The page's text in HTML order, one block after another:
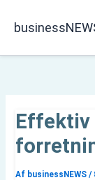
Effektiv
Af businessNEWS /